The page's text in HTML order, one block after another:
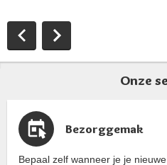
Onze
Bezorggemak
Bepaal zelf wanneer je je